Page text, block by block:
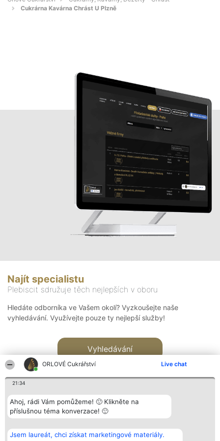
ORLOVÉ Cukrářství Live chat
21:34
Ahoj, rádi Vám pomůžeme! 🙂 Klikněte na
příslušnou téma konverzace! 🙂
Jsem laureát, chci získat marketingové materiály.
Cukrárna Kavárna Chrást U Plzně
Najít specialistu
Plebiscit sdružuje těch nejlepších v oboru
Hledáte odborníka ve Vašem okolí? Vyzkoušejte naše
vyhledávání. Využívejte pouze ty nejlepší služby!
Vyhledávání
Bright Side Solutions sp. z o.
o. sp. k.
Vítězové
Seznam všech
Kontakt